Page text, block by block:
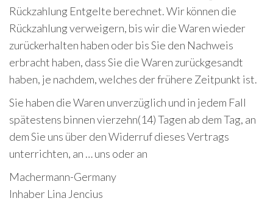
Rückzahlung Entgelte berechnet. Wir können die
Rückzahlung verweigern, bis wir die Waren wieder
zurückerhalten haben oder bis Sie den Nachweis
erbracht haben, dass Sie die Waren zurückgesandt
haben, je nachdem, welches der frühere Zeitpunkt ist.
Sie haben die Waren unverzüglich und in jedem Fall
spätestens binnen vierzehn(14) Tagen ab dem Tag, an
dem Sie uns über den Widerruf dieses Vertrags
unterrichten, an … uns oder an
Machermann-Germany
Inhaber Lina Jencius